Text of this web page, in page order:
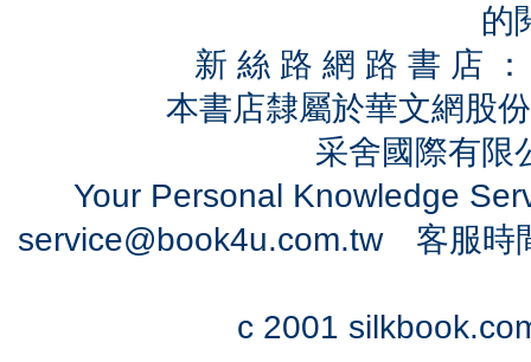
的
新 絲 路 網 路 書 店
本書店隸屬於華文網股
采舍國際有
Your Personal Knowledge
service@book4u.com.tw客服時
c 2001